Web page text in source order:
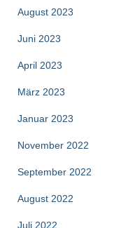
August 2023
Juni 2023
April 2023
März 2023
Januar 2023
November 2022
September 2022
August 2022
Juli 2022